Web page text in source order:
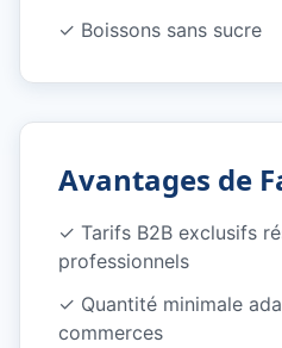
✓ Boissons sans sucre
Avantages de
✓ Tarifs B2B exclusifs
professionnels
✓ Quantité minimale
commerces